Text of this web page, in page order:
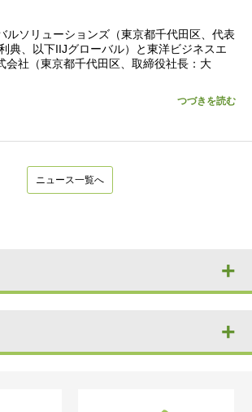
ルソリューションズ（東京都千代田区、代表
典、以下IIJグローバル）と東洋ビジネスエ
会社（東京都千代田区、取締役社長：大
つづきを読む
ニュース一覧へ